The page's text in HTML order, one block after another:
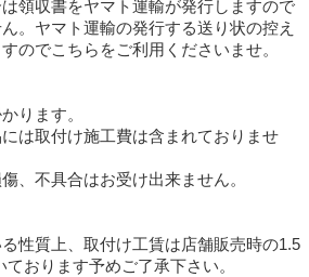
領収書をヤマト運輸が発行しますので
。ヤマト運輸の発行する送り状の控え
のでこちらをご利用くださいませ。
ります。
は取付け施工費は含まれておりませ
、不具合はお受け出来ません。
性質上、取付け工賃は店舗販売時の1.5
おります予めご了承下さい。